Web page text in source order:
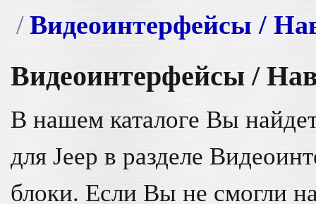
Видеоинтерфейсы /
Видеоинтерфейсы /
В нашем каталоге Вы
для Jeep в разделе
блоки. Если Вы не смогли